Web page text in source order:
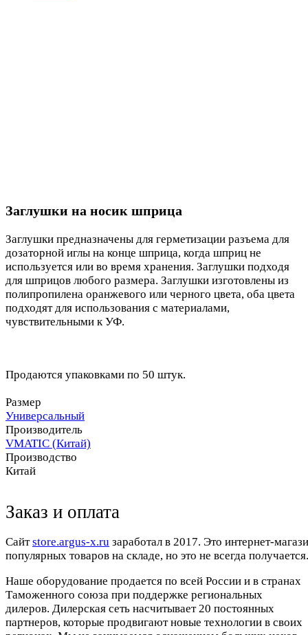
Заглушки на носик шприца
Заглушки предназначены для герметизации разъема для
дозаторной иглы на конце шприца, когда шприц не
используется или во время хранения. Заглушки подходя
для шприцов любого размера. Заглушки изготовлены из
полипропилена оранжевого или черного цвета, оба цвета
подходят для использования с материалами,
чувствительными к УФ.
Продаются упаковками по 50 штук.
Размер
Универсальный
Производитель
VMATIC (Китай)
Производство
Китай
Заказ и оплата
Cайтstore.argus-x.ru заработал в 2017. Это интернет-
популярных товаров на складе, но это не всегда
Наше оборудование продается по всей России и в странах
Таможенного союза при поддержке региональных
дилеров. Дилерская сеть насчитывает 20 постоянных
партнеров, которые продвигают новые технологии в своих